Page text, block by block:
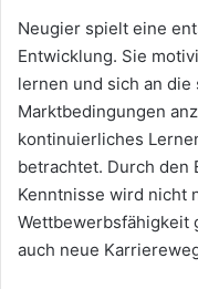
Neugier spielt eine
Entwicklung. Sie
lernen und sich an
Marktbedingungen
kontinuierliches
betrachtet. Durch den
Kenntnisse wird nicht
Wettbewerbsfähigkeit
auch neue